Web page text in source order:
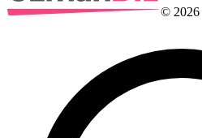
© 2026